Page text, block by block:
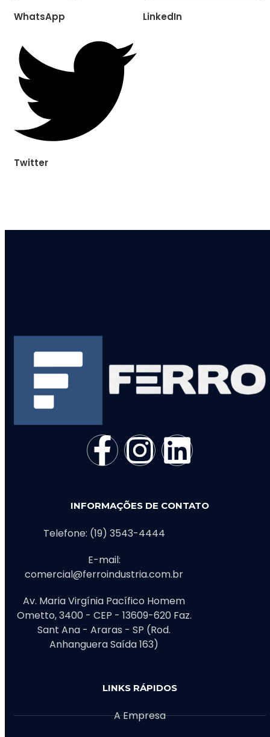
WhatsApp LinkedIn
Twitter
INFORMAÇÕES DE CONTATO
Telefone: (19) 3543-4444
E-mail:
comercial@ferroindustria.com.br
Av. Maria Virgínia Pacífico Homem
Ometto, 3400 - CEP - 13609-620 Faz.
Sant Ana - Araras - SP (Rod.
Anhanguera Saída 163)
LINKS RÁPIDOS
A Empresa